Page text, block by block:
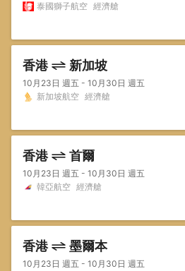
泰國獅子航空 經濟艙
香港 新加坡
10月23日 週五 - 10月30日 週五
新加坡航空 經濟艙
香港 首爾
10月23日 週五 - 10月30日 週五
韓亞航空 經濟艙
香港 墨爾本
10月23日 週五 - 10月30日 週五